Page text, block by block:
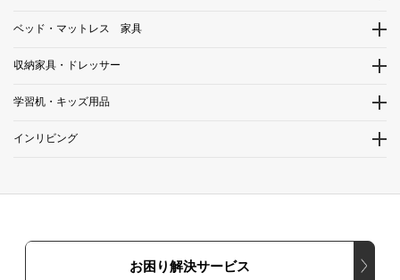
ベッド・マットレス 家具
収納家具・ドレッサー
学習机・キッズ用品
インリビング
お困り解決サービス